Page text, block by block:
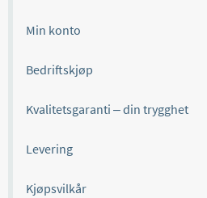
Min konto
Bedriftskjøp
Kvalitetsgaranti – din trygghet
Levering
Kjøpsvilkår